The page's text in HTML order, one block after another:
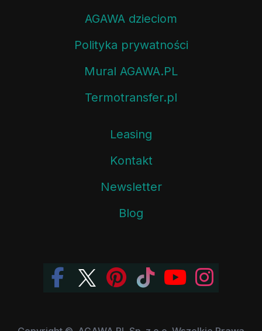
AGAWA dzieciom
Polityka prywatności
Mural AGAWA.PL
Termotransfer.pl
Leasing
Kontakt
Newsletter
Blog